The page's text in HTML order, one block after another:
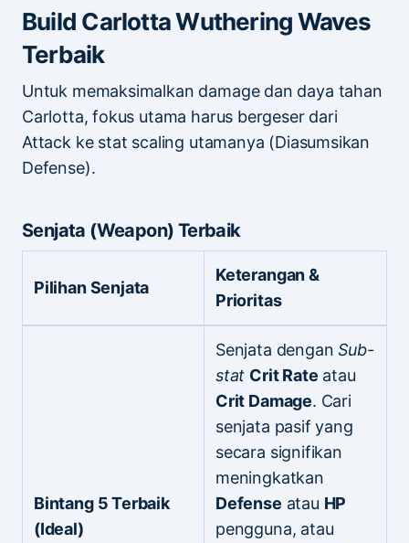
Build Carlotta Wuthering Waves
Terbaik
Untuk memaksimalkan damage dan daya tahan
Carlotta, fokus utama harus bergeser dari
Attack ke stat scaling utamanya (Diasumsikan
Defense).
Senjata (Weapon) Terbaik
Pilihan Senjata
Keterangan &
Prioritas
Bintang 5 Terbaik
(Ideal)
Senjata denganSub-
stat Crit Rate atau
Crit Damage. Cari
senjata pasif yang
secara signifikan
meningkatkan
Defense atau HP
pengguna, atau